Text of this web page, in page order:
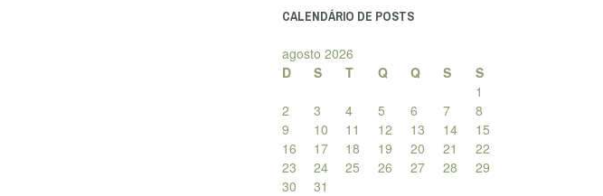
CALENDÁRIO DE POSTS
agosto 2026
D
S T Q Q S
S
1
2
3 4 5 6 7
8
9
10 11 12 13 14
15
16
17 18 19 20 21
22
23
24 25 26 27 28
29
30
31